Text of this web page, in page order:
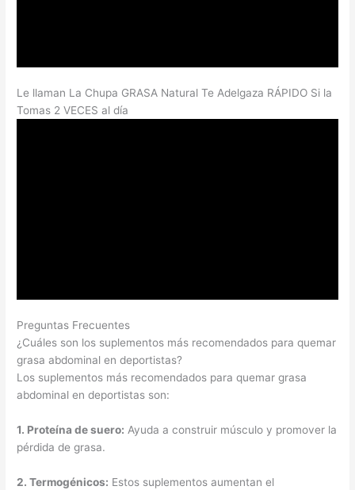
Le llaman La Chupa GRASA Natural Te Adelgaza RÁPIDO Si la
Tomas 2 VECES al día
Preguntas Frecuentes
¿Cuáles son los suplementos más recomendados para quemar
grasa abdominal en deportistas?
Los suplementos más recomendados para quemar grasa
abdominal en deportistas son:
1. Proteína de suero: Ayuda a construir músculo y promover la
pérdida de grasa.
2.Termogénicos: Estos suplementos aumentan el